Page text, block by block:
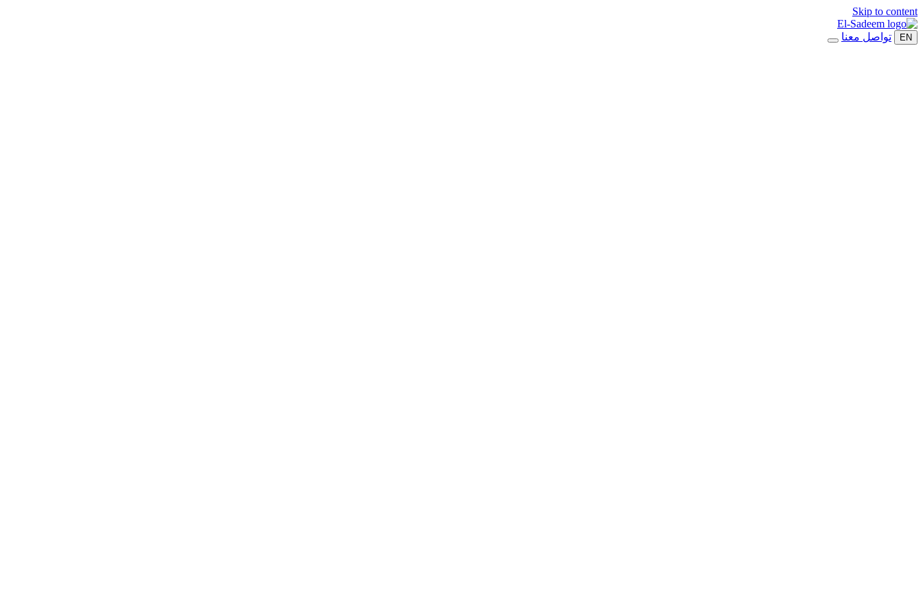
Skip to content
EN تواصل معنا